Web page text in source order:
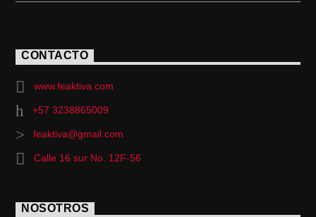
CONTACTO
www.feaktiva.com
+57 3238865009
feaktiva@gmail.com
Calle 16 sur No. 12F-56
NOSOTROS